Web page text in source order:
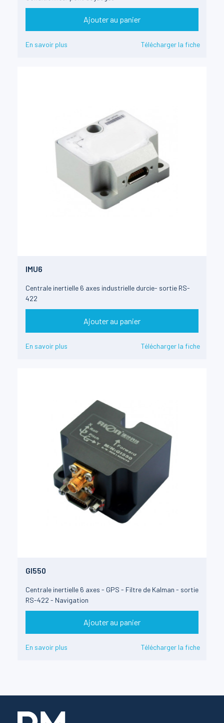
Ajouter au panier
En savoir plus Télécharger la fiche
IMU6
Centrale inertielle 6 axes industrielle durcie- sortie RS-
422
Ajouter au panier
En savoir plus Télécharger la fiche
GI550
Centrale inertielle 6 axes - GPS - Filtre de Kalman - sortie
RS-422 - Navigation
Ajouter au panier
En savoir plus Télécharger la fiche